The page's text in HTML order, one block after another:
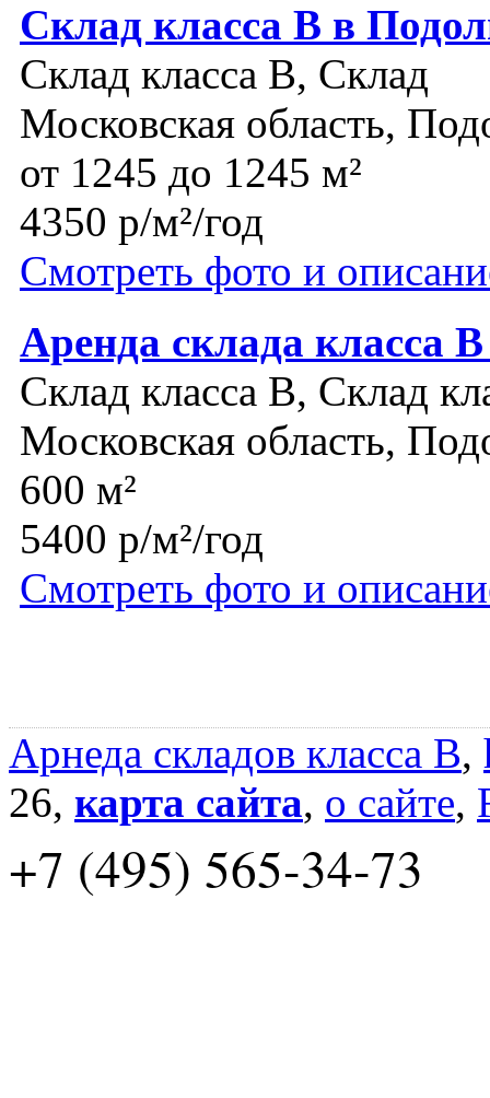
Склад класса В в
Склад класса B, Склад
Московская область,
от 1245 до 1245 м²
4350 р/м²/год
Смотреть фото и
Аренда склада класса
Склад класса B, Склад
Московская область,
600 м²
5400 р/м²/год
Смотреть фото и
Арнеда складов класса B,
26, карта сайта, о сайте,
+7 (495) 565-34-73